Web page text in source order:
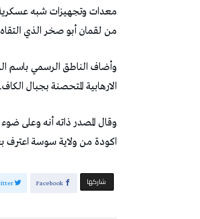
معدات وتجهيزات شبه عسكرية
من لقمان أبو صخر الذي
وأضاف الناطق الرسمي باسم
الارهابية المتحصنة بجبال الكاف.
وقال المصدر ذاته أنه وعلى
اكودة من ولاية سوسة اعترف
‫‫ شاركها‬ Facebook